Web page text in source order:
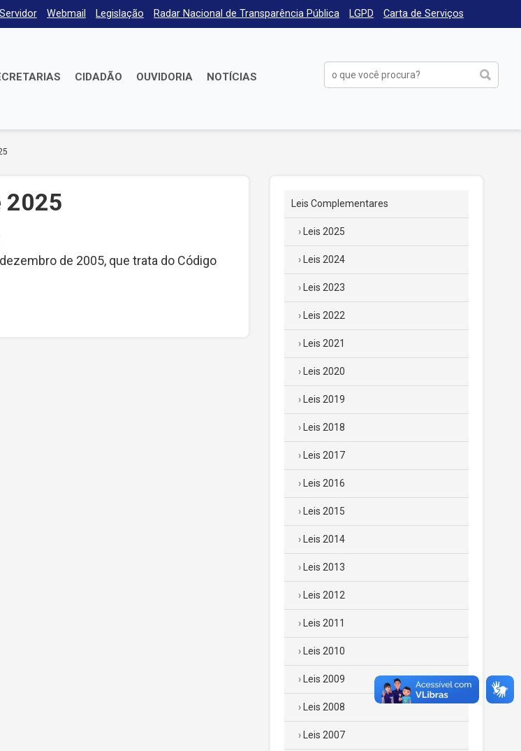
Webmail Legislação Radar Nacional de Transparência Pública LGPD Carta de Serviços
CIDADÃO OUVIDORIA NOTÍCIAS
2025
de 2005, que trata do Código
Leis Complementares
Leis 2025
Leis 2024
Leis 2023
Leis 2022
Leis 2021
Leis 2020
Leis 2019
Leis 2018
Leis 2017
Leis 2016
Leis 2015
Leis 2014
Leis 2013
Leis 2012
Leis 2011
Leis 2010
Leis 2009
Leis 2008
Leis 2007